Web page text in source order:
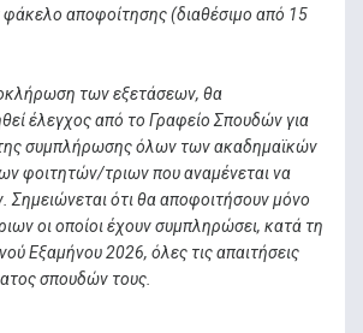
φάκελο αποφοίτησης (διαθέσιμο από 15
των εξετάσεων, θα
έλεγχος από το Γραφείο Σπουδών για
συμπλήρωσης όλων των ακαδημαϊκών
φοιτητών/τριων που αναμένεται να
Σημειώνεται ότι θα αποφοιτήσουν μόνο
οι οποίοι έχουν συμπληρώσει, κατά τη
Εξαμήνου 2026, όλες τις απαιτήσεις
σπουδών τους.